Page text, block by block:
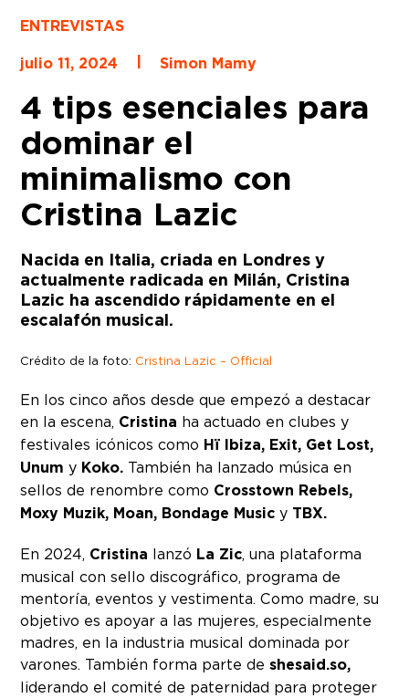
ENTREVISTAS
julio 11, 2024
Simon Mamy
4 tips esenciales para
dominar el
minimalismo con
Cristina Lazic
Nacida en Italia, criada en Londres y
actualmente radicada en Milán, Cristina
Lazic ha ascendido rápidamente en el
escalafón musical.
Crédito de la foto: Cristina Lazic – Official
En los cinco años desde que empezó a destacar
en la escena, Cristina ha actuado en clubes y
festivales icónicos como Hï Ibiza, Exit, Get Lost,
Unum y Koko. También ha lanzado música en
sellos de renombre como Crosstown Rebels,
Moxy Muzik, Moan, Bondage Music y TBX.
En 2024, Cristina lanzó La Zic, una plataforma
musical con sello discográfico, programa de
mentoría, eventos y vestimenta. Como madre, su
objetivo es apoyar a las mujeres, especialmente
madres, en la industria musical dominada por
varones. También forma parte deshesaid.so,
liderando el comité de paternidad para proteger